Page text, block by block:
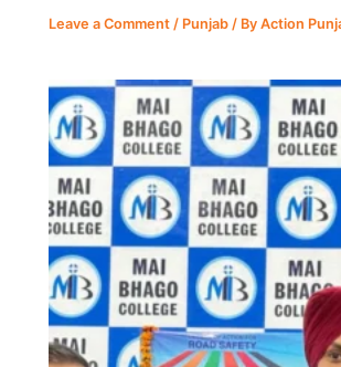
Leave a Comment / Punjab / ByAction